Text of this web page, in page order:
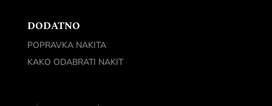
DODATNO
POPRAVKA NAKITA
KAKO ODABRATI NAKIT